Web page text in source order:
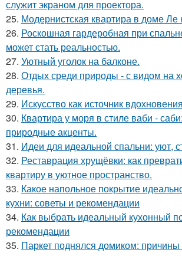
служит экраном для проектора.
25. Модернистская квартира в доме Ле
26. Роскошная гардеробная при
может стать реальностью.
27. Уютный уголок на балконе.
28. Отдых среди природы - с видом на
деревья.
29. Искусство как источник
30. Квартира у моря в стиле ваби -
природные акценты.
31. Идеи для идеальной спальни: уют,
32. Реставрация хрущёвки: как
квартиру в уютное пространство.
33. Какое напольное покрытие
кухни: советы и рекомендации
34. Как выбрать идеальный кухонный
рекомендации
35. Паркет поднялся домиком: